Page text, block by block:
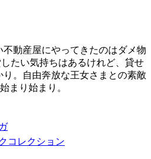
動産屋にやってきたのはダメ物
たい気持ちはあるけれど、貸せ
。自由奔放な王女さまとの素敵
まり始まり。
コレクション